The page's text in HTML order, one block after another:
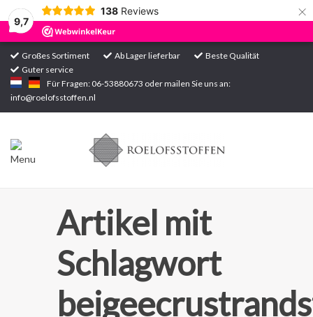
9,7
138 Reviews ×
Großes Sortiment Ab Lager lieferbar
Beste Qualität
Guter service
Für Fragen: 06-53880673 oder mailen Sie uns an:
info@roelofsstoffen.nl
Startseite
Sortiment
Artikel mit
Schlagwort